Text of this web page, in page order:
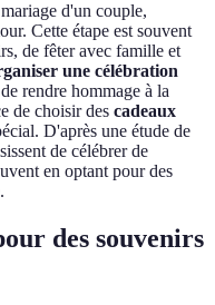
d'un couple,
Cette étape est souvent
de fêter avec famille et
une célébration
rendre hommage à la
de choisir des cadeaux
D'après une étude de
de célébrer de
en optant pour des
des souvenirs